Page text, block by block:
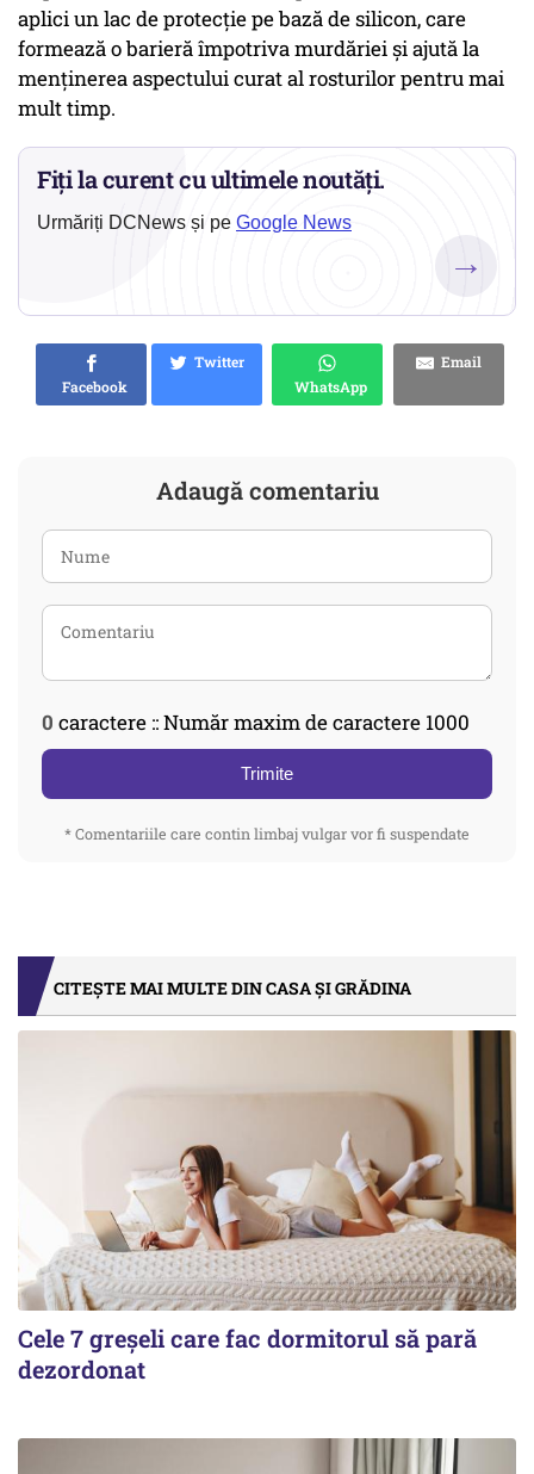
aplici un lac de protecție pe bază de silicon, care
formează o barieră împotriva murdăriei și ajută la
menținerea aspectului curat al rosturilor pentru mai
mult timp.
Fiți la curent cu ultimele noutăți.
Urmăriți DCNews și pe Google News
→
Facebook
Twitter
WhatsApp
Email
Adaugă comentariu
0 caractere :: Număr maxim de caractere 1000
Trimite
* Comentariile care contin limbaj vulgar vor fi suspendate
CITEȘTE MAI MULTE DIN CASA ȘI GRĂDINA
Cele 7 greșeli care fac dormitorul să pară
dezordonat